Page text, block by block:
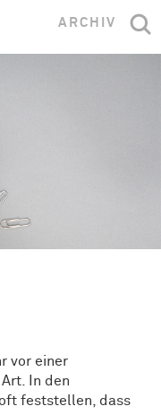
ARCHIV
vor einer
In den
feststellen, dass